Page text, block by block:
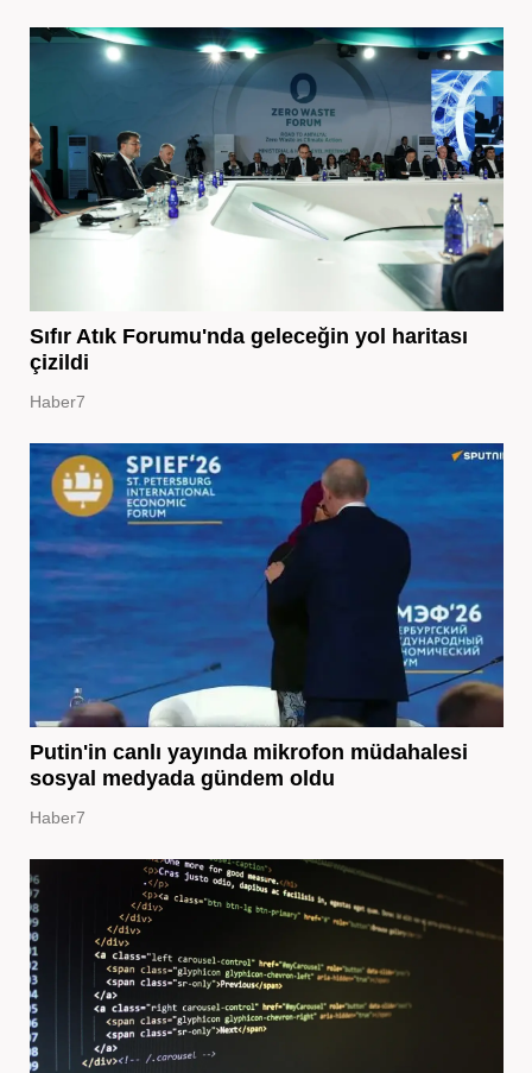
Sıfır Atık Forumu'nda geleceğin yol haritası
çizildi
Haber7
Putin'in canlı yayında mikrofon müdahalesi
sosyal medyada gündem oldu
Haber7